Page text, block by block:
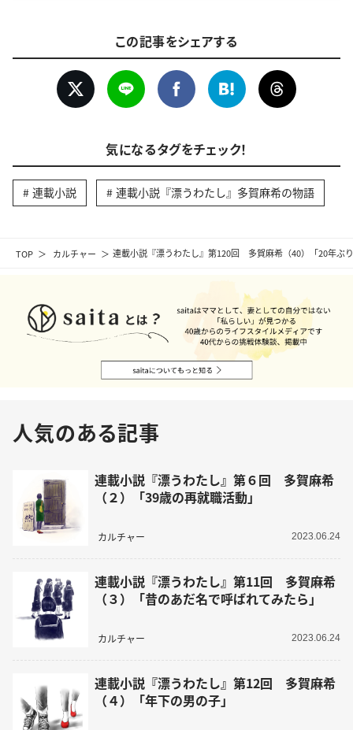
TOP カルチャー 連載小説『漂うわたし』第120回 多賀麻希（40）「20年ぶ
この記事をシェアする
気になるタグをチェック！
連載小説 連載小説『漂うわたし』多賀麻希の物語
人気のある記事
連載小説『漂うわたし』第６回 多賀麻希
（２）「39歳の再就職活動」
カルチャー 2023.06.24
連載小説『漂うわたし』第11回 多賀麻希
（３）「昔のあだ名で呼ばれてみたら」
カルチャー 2023.06.24
連載小説『漂うわたし』第12回 多賀麻希
（４）「年下の男の子」